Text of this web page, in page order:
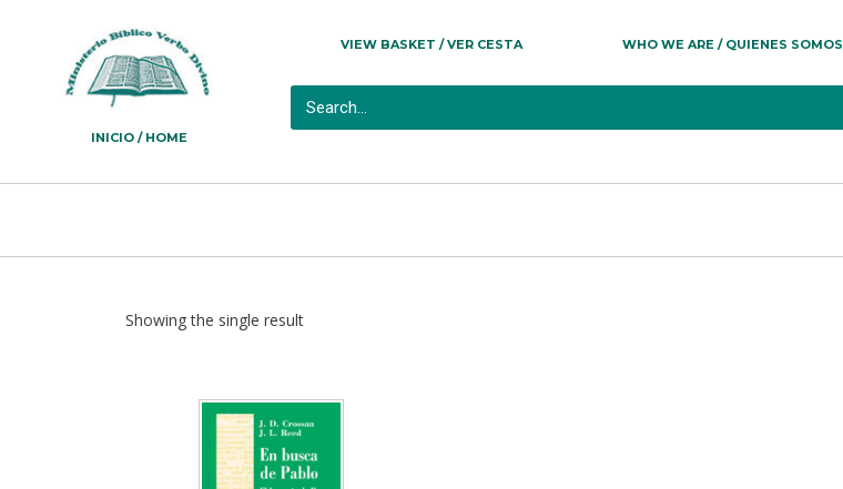
INICIO / HOME
VIEW BASKET / VER CESTA WHO WE ARE / QUIENES SOMOS
Showing the single result